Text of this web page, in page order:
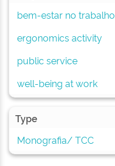
bem-estar no trabalho
ergonomics activity
public service
well-being at work
Type
Monografia/ TCC